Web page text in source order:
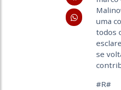
uma
todos
se
#R#